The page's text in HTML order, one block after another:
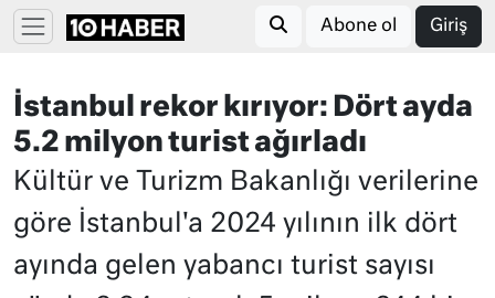
Abone ol Giriş
İstanbul rekor kırıyor: Dört ayda
5.2 milyon turist ağırladı
Kültür ve Turizm Bakanlığı verilerine
göre İstanbul'a 2024 yılının ilk dört
ayında gelen yabancı turist sayısı